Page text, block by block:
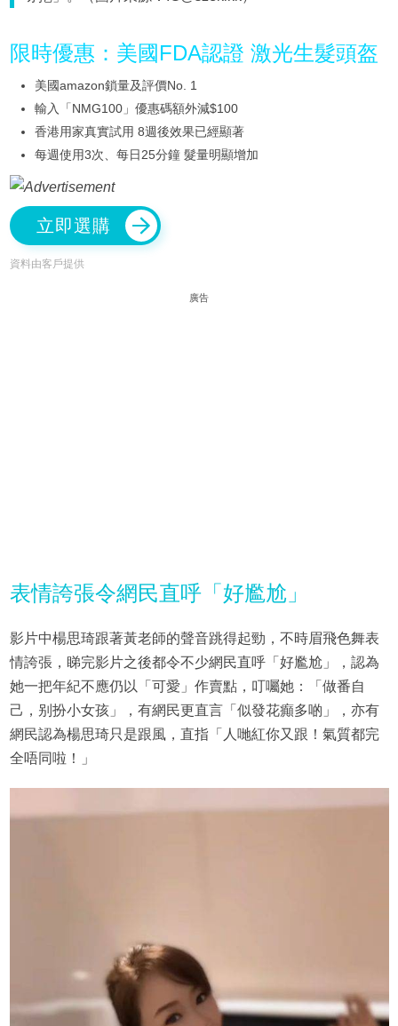
限時優惠：美國FDA認證 激光生髮頭盔
美國amazon鎖量及評價No. 1
輸入「NMG100」優惠碼額外減$100
香港用家真實試用 8週後效果已經顯著
每週使用3次、每日25分鐘 髮量明顯增加
立即選購
資料由客戶提供
廣告
表情誇張令網民直呼「好尷尬」
影片中楊思琦跟著黃老師的聲音跳得起勁，不時眉飛色舞表
情誇張，睇完影片之後都令不少網民直呼「好尷尬」，認為
她一把年紀不應仍以「可愛」作賣點，叮囑她：「做番自
己，别扮小女孩」，有網民更直言「似發花癲多啲」，亦有
網民認為楊思琦只是跟風，直指「人哋紅你又跟！氣質都完
全唔同啦！」